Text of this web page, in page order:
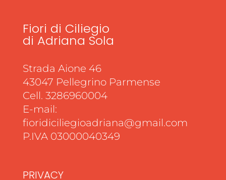
Fiori di Ciliegio
di Adriana Sola
Strada Aione 46
43047 Pellegrino Parmense
Cell. 3286960004
E-mail:
fioridiciliegioadriana@gmail.com
P.IVA 03000040349
PRIVACY